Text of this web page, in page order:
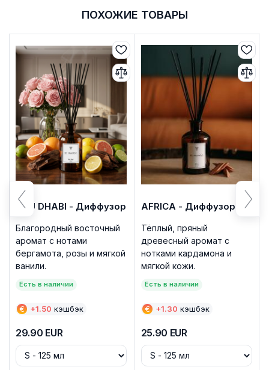
ПОХОЖИЕ ТОВАРЫ
ABU DHABI - Диффузор
Благородный восточный
аромат с нотами
бергамота, розы и мягкой
ванили.
Есть в наличии
€ +1.50 кэшбэк
29.90 EUR
AFRICA - Диффузор
Тёплый, пряный
древесный аромат с
нотками кардамона и
мягкой кожи.
Есть в наличии
€ +1.30 кэшбэк
25.90 EUR